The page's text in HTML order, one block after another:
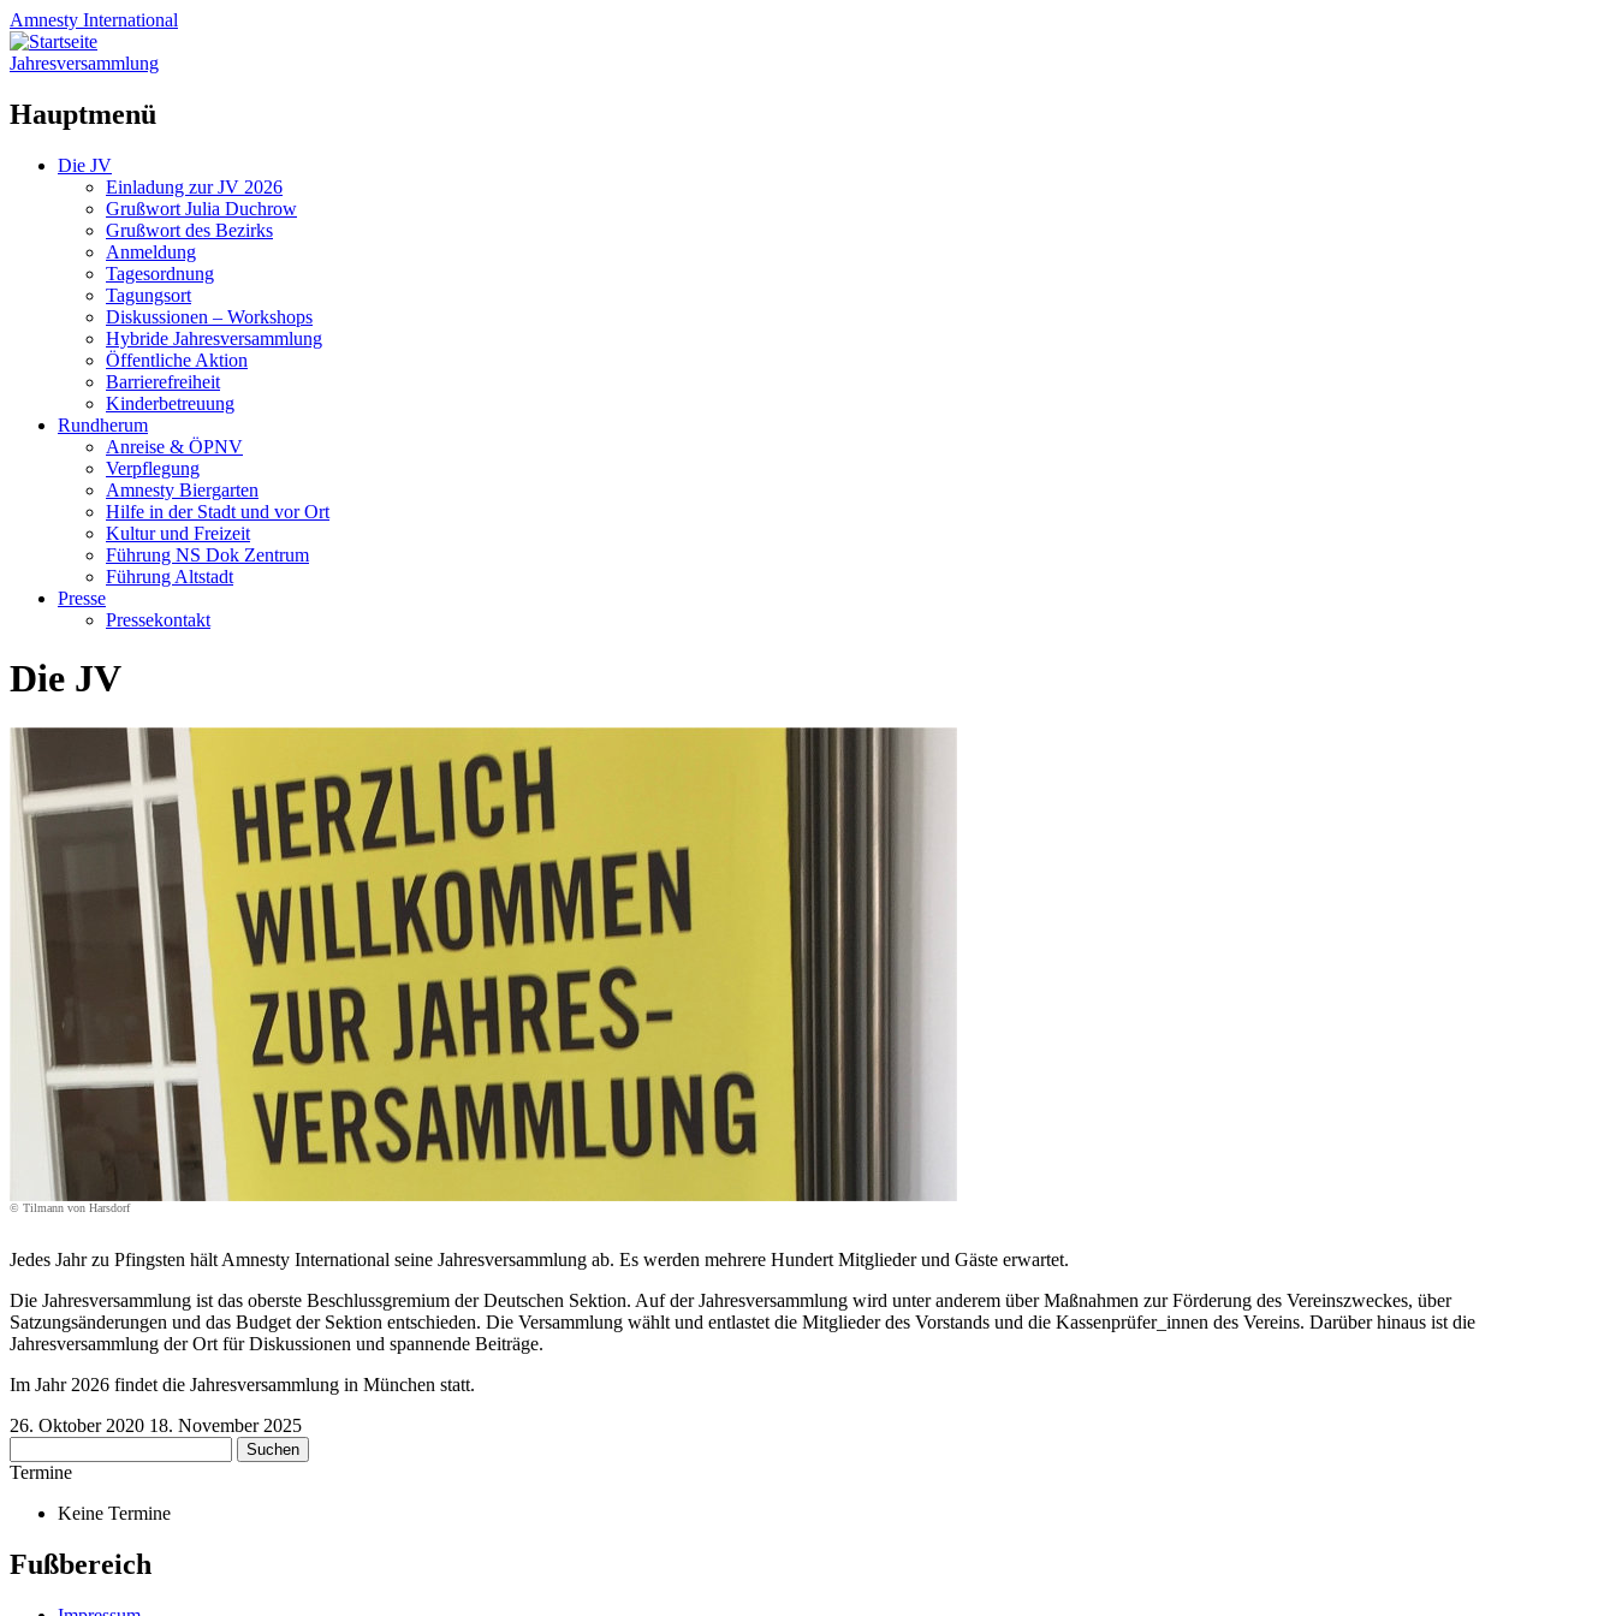
Amnesty International
Jahresversammlung
Hauptmenü
Zum
Die JV
Einladung zur JV 2026
Grußwort Julia Duchrow
Grußwort des Bezirks
Anmeldung
Tagesordnung
Tagungsort
Diskussionen – Workshops
Hybride Jahresversammlung
Öffentliche Aktion
Barrierefreiheit
Kinderbetreuung
Rundherum
Anreise & ÖPNV
Verpflegung
Amnesty Biergarten
Hilfe in der Stadt und vor Ort
Kultur und Freizeit
Führung NS Dok Zentrum
Führung Altstadt
Presse
Pressekontakt
Die JV
© Tilmann von Harsdorf
Jedes Jahr zu Pfingsten hält Amnesty International seine Jahresversammlung ab. Es werden mehrere Hundert Mitglieder und Gäste erwartet.
Die Jahresversammlung ist das oberste Beschlussgremium der Deutschen Sektion. Auf der Jahresversammlung wird unter anderem über Maßnahmen zur Förderung des Vereinszweckes, über
Satzungsänderungen und das Budget der Sektion entschieden. Die Versammlung wählt und entlastet die Mitglieder des Vorstands und die Kassenprüfer_innen des Vereins. Darüber hinaus ist die
Jahresversammlung der Ort für Diskussionen und spannende Beiträge.
Im Jahr 2026 findet die Jahresversammlung in München statt.
26. Oktober 2020 18. November 2025
nach:
Termine
Keine Termine
Fußbereich